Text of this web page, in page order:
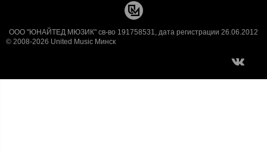
ООО "ЮНАЙТЕД МЮЗИК" св-во 191758531, дата регистрации 26.06.2012
© 2008-2026 United Music Минск